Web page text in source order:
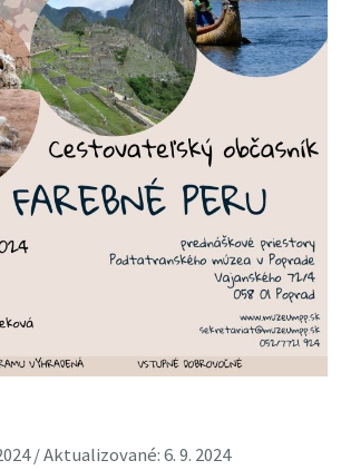
/ Aktualizované: 6. 9. 2024